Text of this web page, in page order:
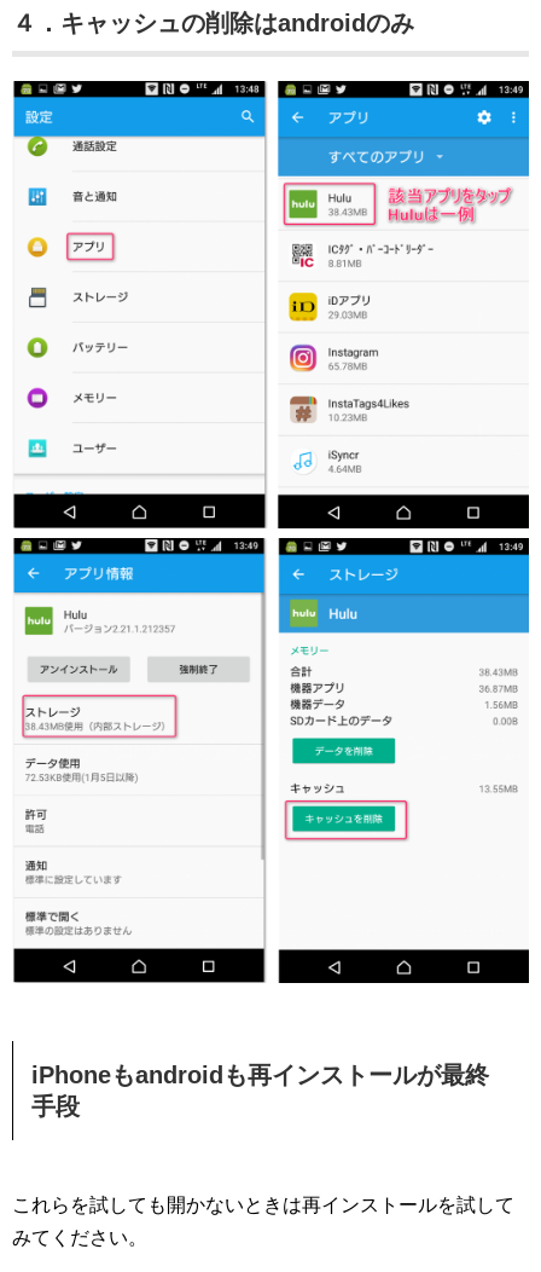
４．キャッシュの削除はandroidのみ
iPhoneもandroidも再インストールが最終
手段
これらを試しても開かないときは再インストールを試して
みてください。